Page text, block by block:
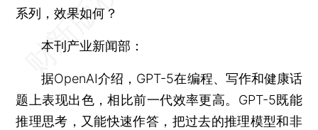
系列，效果如何？
本刊产业新闻部：
据OpenAI介绍，GPT-5在编程、写作和健康话
题上表现出色，相比前一代效率更高。GPT-5既能
推理思考，又能快速作答，把过去的推理模型和非